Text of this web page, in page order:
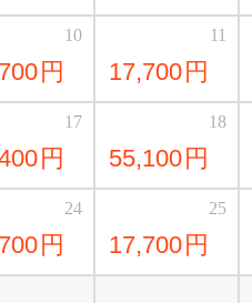
円
10
17,700 円
11
円
17
55,100 円
18
円
24
17,700 円
25